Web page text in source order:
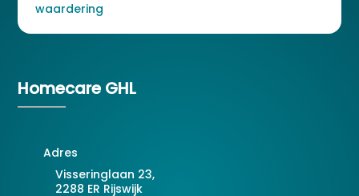
waardering
Homecare GHL
Adres
Visseringlaan 23,
2288 ER Rijswijk